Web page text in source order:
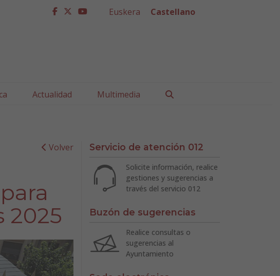
facebook
twitter
youtube
Euskera Castellano
Actualidad Multimedia
Volver
2025
Servicio de atención 012
Solicite información, realice
gestiones y sugerencias a
través del servicio 012
Buzón de sugerencias
Realice consultas o
sugerencias al
Ayuntamiento